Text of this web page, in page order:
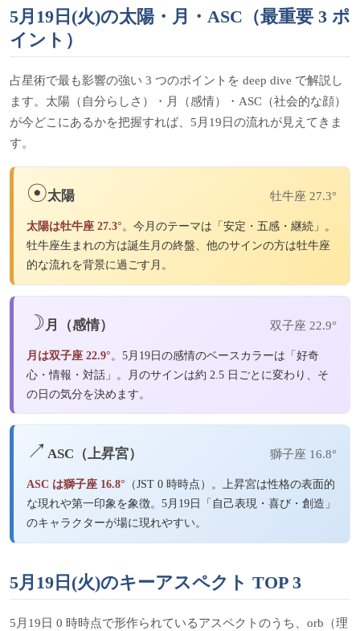
5月19日(火)の太陽・月・ASC（最重要 3 ポ
イント）
占星術で最も影響の強い 3 つのポイントを deep dive で解説し
ます。太陽（自分らしさ）・月（感情）・ASC（社会的な顔）
が今どこにあるかを把握すれば、5月19日の流れが見えてきま
す。
☉太陽 牡牛座 27.3°
太陽は牡牛座 27.3°。今月のテーマは「安定・五感・継続」。
牡牛座生まれの方は誕生月の終盤、他のサインの方は牡牛座
的な流れを背景に過ごす月。
☽ 月（感情） 双子座 22.9°
月は双子座 22.9°。5月19日の感情のベースカラーは「好奇
心・情報・対話」。月のサインは約 2.5 日ごとに変わり、そ
の日の気分を決めます。
↗ ASC（上昇宮） 獅子座 16.8°
ASC は獅子座 16.8° （JST 0 時時点）。上昇宮は性格の表面的
な現れや第一印象を象徴。5月19日「自己表現・喜び・創造」
のキャラクターが場に現れやすい。
5月19日(火)のキーアスペクト TOP 3
5月19日 0 時時点で形作られているアスペクトのうち、orb（理